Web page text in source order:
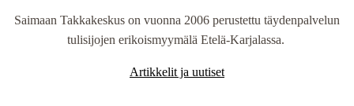
Saimaan Takkakeskus on vuonna 2006 perustettu täydenpalvelun
tulisijojen erikoismyymälä Etelä-Karjalassa.
Artikkelit ja uutiset